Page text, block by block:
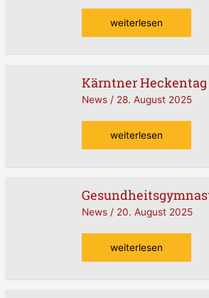
08.
September
jeden
Montag
weiterlesen
Kärntner Heckentag
News/ 28. August 2025
Kärntner
Heckentag
weiterlesen
News/ 20. August 2025
für
weiterlesen